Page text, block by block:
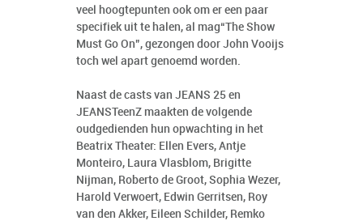
veel hoogtepunten ook om er een paar
specifiek uit te halen, al mag“The Show
Must Go On”, gezongen door John Vooijs
toch wel apart genoemd worden.
Naast de casts van JEANS 25 en
JEANSTeenZ maakten de volgende
oudgedienden hun opwachting in het
Beatrix Theater: Ellen Evers, Antje
Monteiro, Laura Vlasblom, Brigitte
Nijman, Roberto de Groot, Sophia Wezer,
Harold Verwoert, Edwin Gerritsen, Roy
van den Akker, Eileen Schilder, Remko